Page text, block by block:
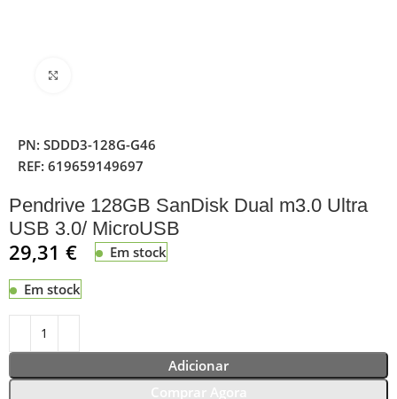
PN:SDDD3-128G-G46
REF:619659149697
Pendrive 128GB SanDisk Dual m3.0 Ultra
USB 3.0/ MicroUSB
29,31€ Em stock
Em stock
Adicionar